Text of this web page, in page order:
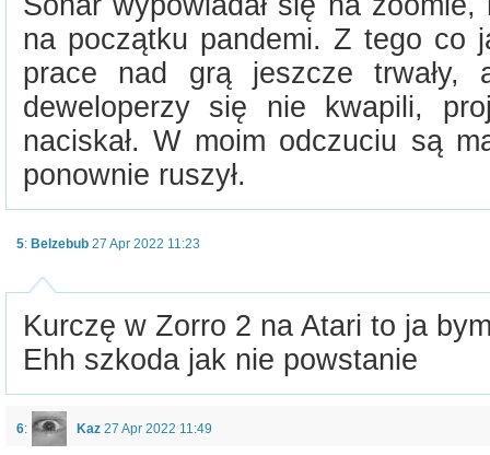
na początku pandemi. Z tego co
prace nad grą jeszcze trwały,
deweloperzy się nie kwapili,
naciskał. W moim odczuciu są
ponownie ruszył.
5: Belzebub 27 Apr 2022 11:23
Kurczę w Zorro 2 na Atari to ja
Ehh szkoda jak nie powstanie
6: Kaz 27 Apr 2022 11:49